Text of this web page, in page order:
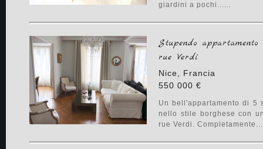
giardini a pochi......
Stupendo
rue Verdi
Nice, Francia
550 000 €
Un bell'appartamento di 5
nello stile borghese con
rue Verdi.